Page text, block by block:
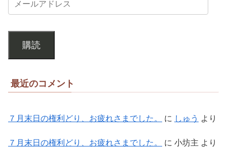
購読
最近のコメント
７月末日の権利どり、お疲れさまでした。 に しゅう より
７月末日の権利どり、お疲れさまでした。 に 小坊主 より